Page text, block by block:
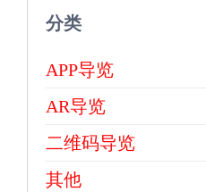
分类
APP导览
AR导览
二维码导览
其他